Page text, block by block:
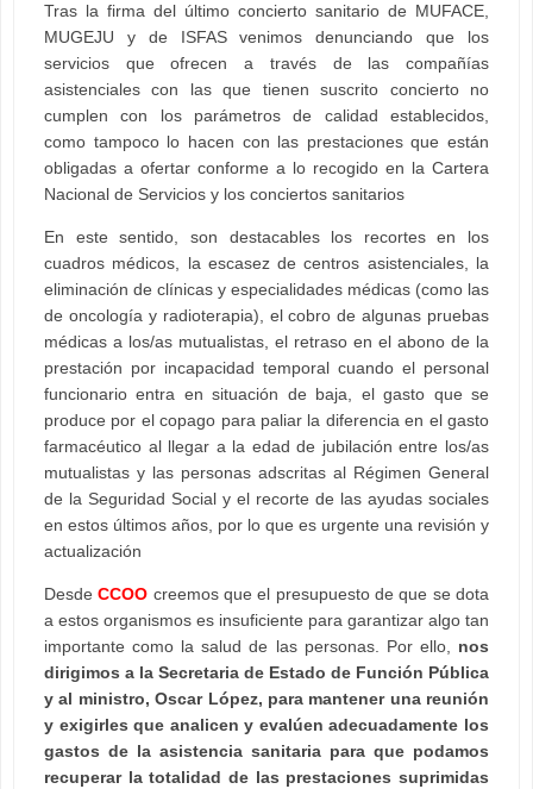
Tras la firma del último concierto sanitario de MUFACE,
MUGEJU y de ISFAS venimos denunciando que los
servicios que ofrecen a través de las compañías
asistenciales con las que tienen suscrito concierto no
cumplen con los parámetros de calidad establecidos,
como tampoco lo hacen con las prestaciones que están
obligadas a ofertar conforme a lo recogido en la Cartera
Nacional de Servicios y los conciertos sanitarios
En este sentido, son destacables los recortes en los
cuadros médicos, la escasez de centros asistenciales, la
eliminación de clínicas y especialidades médicas (como las
de oncología y radioterapia), el cobro de algunas pruebas
médicas a los/as mutualistas, el retraso en el abono de la
prestación por incapacidad temporal cuando el personal
funcionario entra en situación de baja, el gasto que se
produce por el copago para paliar la diferencia en el gasto
farmacéutico al llegar a la edad de jubilación entre los/as
mutualistas y las personas adscritas al Régimen General
de la Seguridad Social y el recorte de las ayudas sociales
en estos últimos años, por lo que es urgente una revisión y
actualización
DesdeCCOO creemos que el presupuesto de que se dota
a estos organismos es insuficiente para garantizar algo tan
importante como la salud de las personas. Por ello, nos
dirigimos a la Secretaria de Estado de Función Pública
y al ministro, Oscar López, para mantener una reunión
y exigirles que analicen y evalúen adecuadamente los
gastos de la asistencia sanitaria para que podamos
recuperar la totalidad de las prestaciones suprimidas